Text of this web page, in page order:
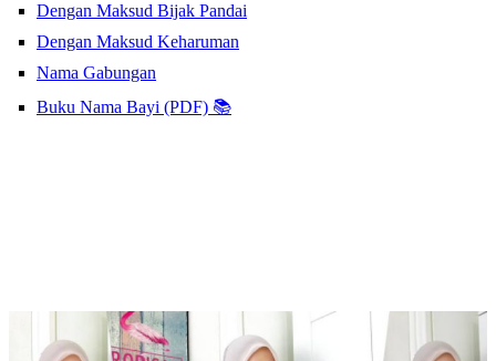
Dengan Maksud Bijak Pandai
Dengan Maksud Keharuman
Nama Gabungan
Buku Nama Bayi (PDF) 📚